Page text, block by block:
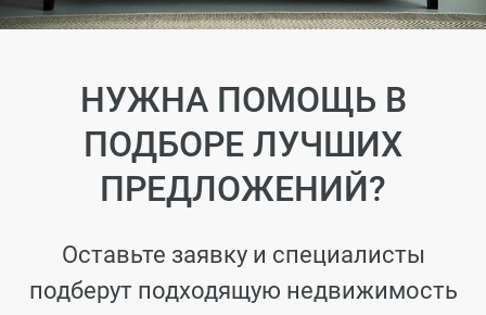
НУЖНА ПОМОЩЬ В
ПОДБОРЕ ЛУЧШИХ
ПРЕДЛОЖЕНИЙ?
Оставьте заявку и специалисты
подберут подходящую недвижимость